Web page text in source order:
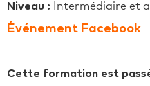
Niveau : Intermédiaire et
Événement Facebook
Cette formation est